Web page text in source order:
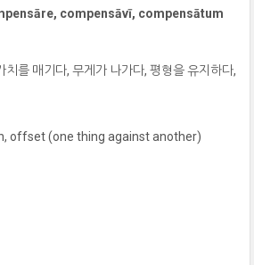
compensāvī, compensātum
치를 매기다, 무게가 나가다, 평형을 유지하다,
offset (one thing against another)